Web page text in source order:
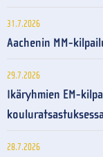
31.7.2026
Aachenin MM-
29.7.2026
Ikäryhmien EM-
28.7.2026